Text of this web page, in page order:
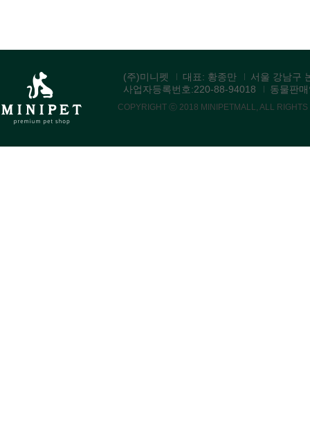
(주)미니펫 대표: 황종만
서울 강남구
사업자등록번호:220-88-94018
동물판
COPYRIGHT ⓒ 2018 MINIPETMALL, ALL